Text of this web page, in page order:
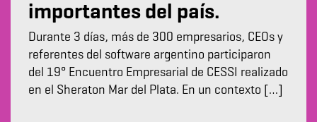
importantes del país.
Durante 3 días, más de 300 empresarios, CEOs y
referentes del software argentino participaron
del 19° Encuentro Empresarial de CESSI realizado
en el Sheraton Mar del Plata. En un contexto […]